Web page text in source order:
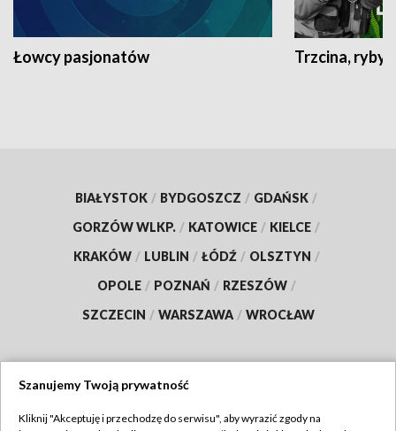
Łowcy pasjonatów Trzcina, ryby
BIAŁYSTOK / BYDGOSZCZ / GDAŃSK /
GORZÓW WLKP. / KATOWICE / KIELCE /
KRAKÓW / LUBLIN / ŁÓDŹ / OLSZTYN /
OPOLE / POZNAŃ / RZESZÓW /
SZCZECIN / WARSZAWA / WROCŁAW
Szanujemy Twoją prywatność
Kliknij "Akceptuję i przechodzę do serwisu", aby wyrazić zgody na